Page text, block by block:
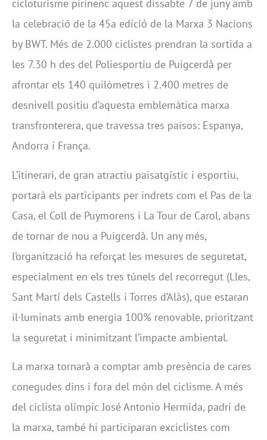
cicloturisme pirinenc aquest dissabte 7 de juny amb
la celebració de la 45a edició de la Marxa 3 Nacions
by BWT. Més de 2.000 ciclistes prendran la sortida a
les 7.30 h des del Poliesportiu de Puigcerdà per
afrontar els 140 quilòmetres i 2.400 metres de
desnivell positiu d’aquesta emblemàtica marxa
transfronterera, que travessa tres països: Espanya,
Andorra i França.
L’itinerari, de gran atractiu paisatgístic i esportiu,
portarà els participants per indrets com el Pas de la
Casa, el Coll de Puymorens i La Tour de Carol, abans
de tornar de nou a Puigcerdà. Un any més,
l’organització ha reforçat les mesures de seguretat,
especialment en els tres túnels del recorregut (Lles,
Sant Martí dels Castells i Torres d’Alàs), que estaran
il·luminats amb energia 100% renovable, prioritzant
la seguretat i minimitzant l’impacte ambiental.
La marxa tornarà a comptar amb presència de cares
conegudes dins i fora del món del ciclisme. A més
del ciclista olímpic José Antonio Hermida, padrí de
la marxa, també hi participaran exciclistes com